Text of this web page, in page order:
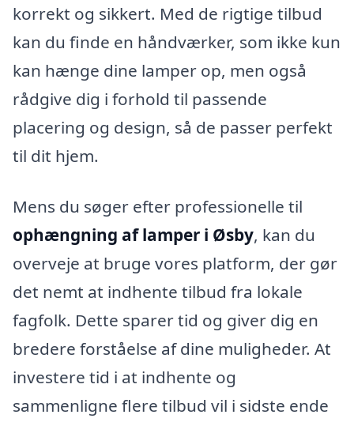
korrekt og sikkert. Med de rigtige tilbud
kan du finde en håndværker, som ikke kun
kan hænge dine lamper op, men også
rådgive dig i forhold til passende
placering og design, så de passer perfekt
til dit hjem.
Mens du søger efter professionelle til
ophængning af lamper i Øsby, kan du
overveje at bruge vores platform, der gør
det nemt at indhente tilbud fra lokale
fagfolk. Dette sparer tid og giver dig en
bredere forståelse af dine muligheder. At
investere tid i at indhente og
sammenligne flere tilbud vil i sidste ende